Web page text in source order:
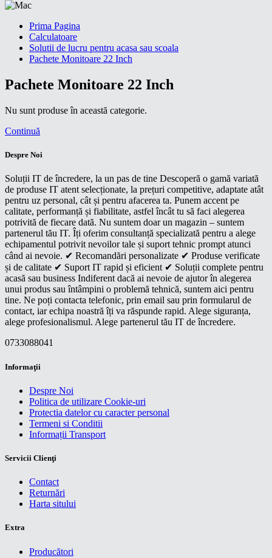
Prima Pagina
Calculatoare
Solutii de lucru pentru acasa sau scoala
Pachete Monitoare 22 Inch
Pachete Monitoare 22 Inch
Nu sunt produse în această categorie.
Continuă
Despre Noi
Soluții IT de încredere, la un pas de tine Descoperă o gamă variată
de produse IT atent selecționate, la prețuri competitive, adaptate atât
pentru uz personal, cât și pentru afacerea ta. Punem accent pe
calitate, performanță și fiabilitate, astfel încât tu să faci alegerea
potrivită de fiecare dată. Nu suntem doar un magazin – suntem
partenerul tău IT. Îți oferim consultanță specializată pentru a alege
echipamentul potrivit nevoilor tale și suport tehnic prompt atunci
când ai nevoie. ✔ Recomandări personalizate ✔ Produse verificate
și de calitate ✔ Suport IT rapid și eficient ✔ Soluții complete pentru
acasă sau business Indiferent dacă ai nevoie de ajutor în alegerea
unui produs sau întâmpini o problemă tehnică, suntem aici pentru
tine. Ne poți contacta telefonic, prin email sau prin formularul de
contact, iar echipa noastră îți va răspunde rapid. Alege siguranța,
alege profesionalismul. Alege partenerul tău IT de încredere.
0733088041
Informaţii
Despre Noi
Politica de utilizare Cookie-uri
Protectia datelor cu caracter personal
Termeni si Conditii
Informații Transport
Servicii Clienţi
Contact
Returnări
Harta sitului
Extra
Producători